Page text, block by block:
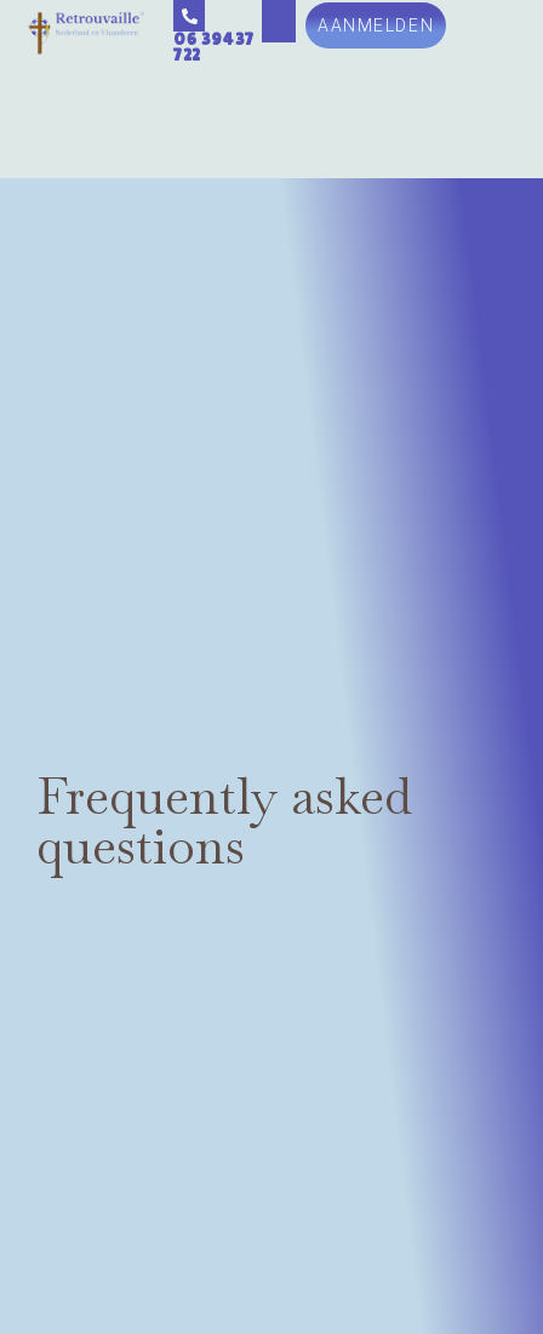
06 39437
722
AANMELDEN
Frequently asked
questions